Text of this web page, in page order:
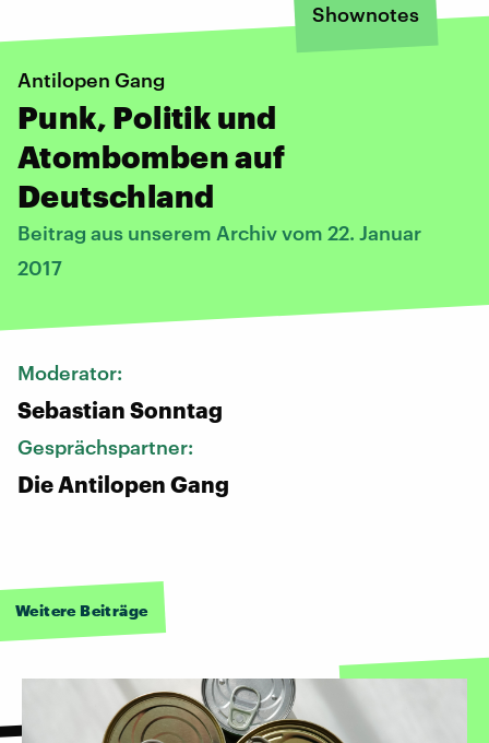
Shownotes
Antilopen Gang
Punk, Politik und
Atombomben auf
Deutschland
Beitrag aus unserem Archiv vom 22. Januar
2017
Moderator:
Sebastian Sonntag
Gesprächspartner:
Die Antilopen Gang
Weitere Beiträge